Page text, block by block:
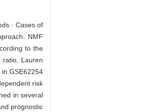
· Cases of
NMF
to the
ratio, Lauren
GSE62254
risk
in several
prognostic